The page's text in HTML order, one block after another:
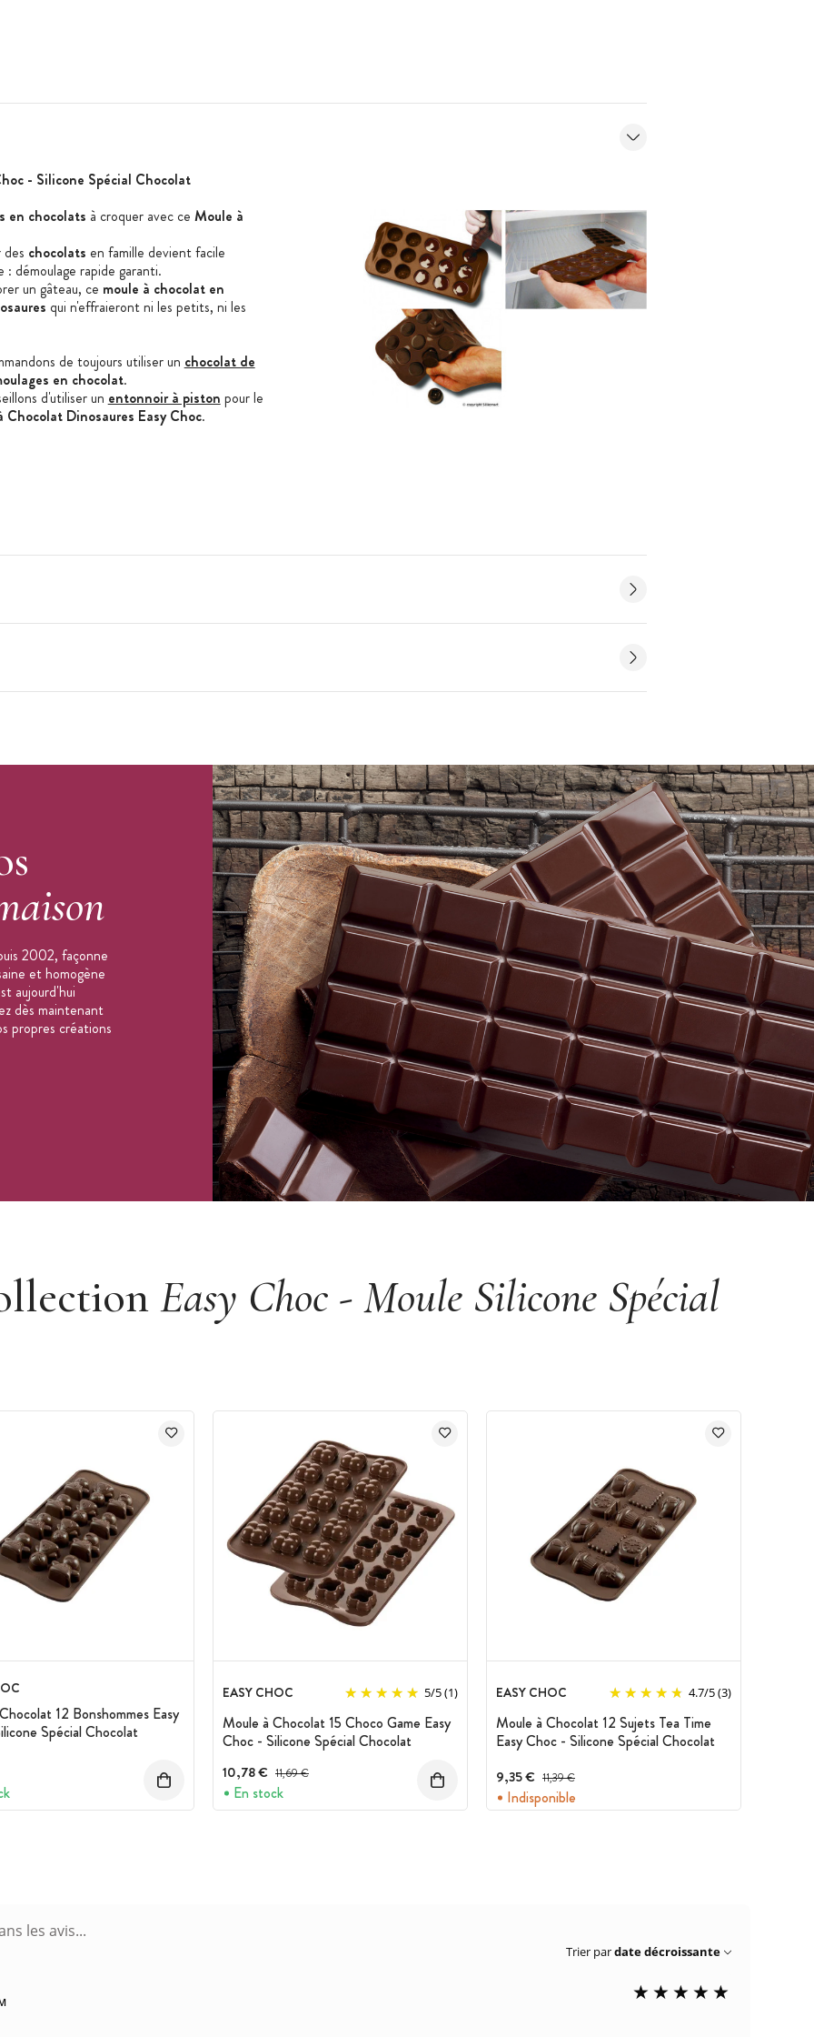
- Silicone Spécial Chocolat
en chocolats à croquer avec ce Moule à
chocolats en famille devient facile
: démoulage rapide garanti.
un gâteau, ce moule à chocolat en
qui n'effraieront ni les petits, ni les
de toujours utiliser un chocolat de
en chocolat.
d'utiliser un entonnoir à piston pour le
Chocolat Dinosaures Easy Choc.
comme congélateur
(-60°C à 230°C)
, consultez notreguide d'achat des moules en
2002, façonne
et homogène
aujourd'hui
dès maintenant
propres créations
Easy Choc - Moule Silicone Spécial
12 Bonshommes Easy
Spécial Chocolat
EASY CHOC 5/5(1)
Moule à Chocolat 15 Choco Game Easy
Choc - Silicone Spécial Chocolat
10,78 € Prix avant réduction :
11,69 €
En stock
EASY CHOC 4.7/5(3)
Moule à Chocolat 12 Sujets Tea Time
Easy Choc - Silicone Spécial Chocolat
9,35 € Prix avant réduction :
11,39 €
Indisponible
Trier pardate décroissante